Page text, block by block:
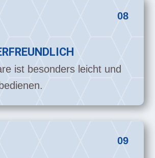
08
ist besonders leicht und
09